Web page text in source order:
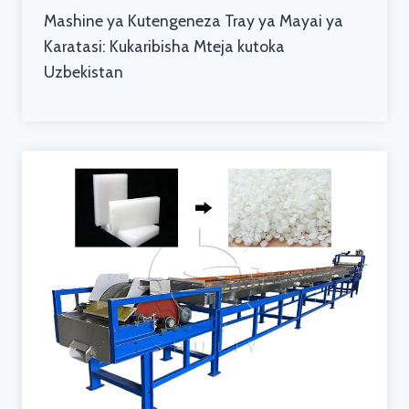
Mashine ya Kutengeneza Tray ya Mayai ya
Karatasi: Kukaribisha Mteja kutoka
Uzbekistan